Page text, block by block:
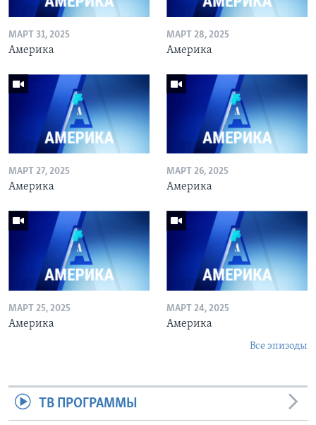
МАРТ 31, 2025
Америка
МАРТ 28, 2025
Америка
МАРТ 27, 2025
Америка
МАРТ 26, 2025
Америка
МАРТ 25, 2025
Америка
МАРТ 24, 2025
Америка
Все эпизоды
ТВ ПРОГРАММЫ